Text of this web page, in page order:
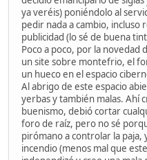
ya veréis) poniéndolo al
pedir nada a cambio, incluso
publicidad (lo sé de buena
Poco a poco, por la
un site sobre montefrio, el
un hueco en el espacio
Al abrigo de este espacio
yerbas y también malas. Ahí
buenismo, debió cortar
foro de raíz, pero no sé
pirómano a controlar la paja,
incendio (menos mal que